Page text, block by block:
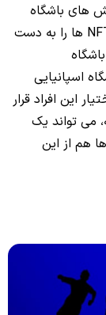
های باشگاه
اتلتیکومادرید منتشر می شوند. کسانی که این NFT ها را به دست
اسپانیایی
این افراد قرار
می تواند یک
معامله سه سر برد باشد. چرا که دارندگان NFT ها هم از این